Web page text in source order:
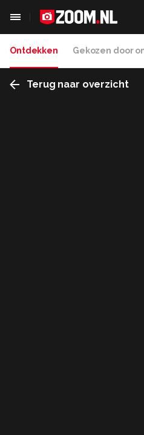
Ontdekken Gekozen door
Terug naar overzicht